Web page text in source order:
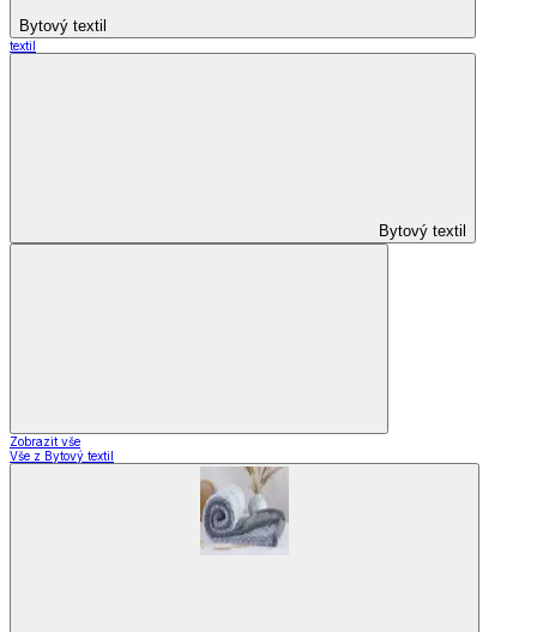
Bytový textil
textil
Bytový textil
Zobrazit vše
Vše z Bytový textil